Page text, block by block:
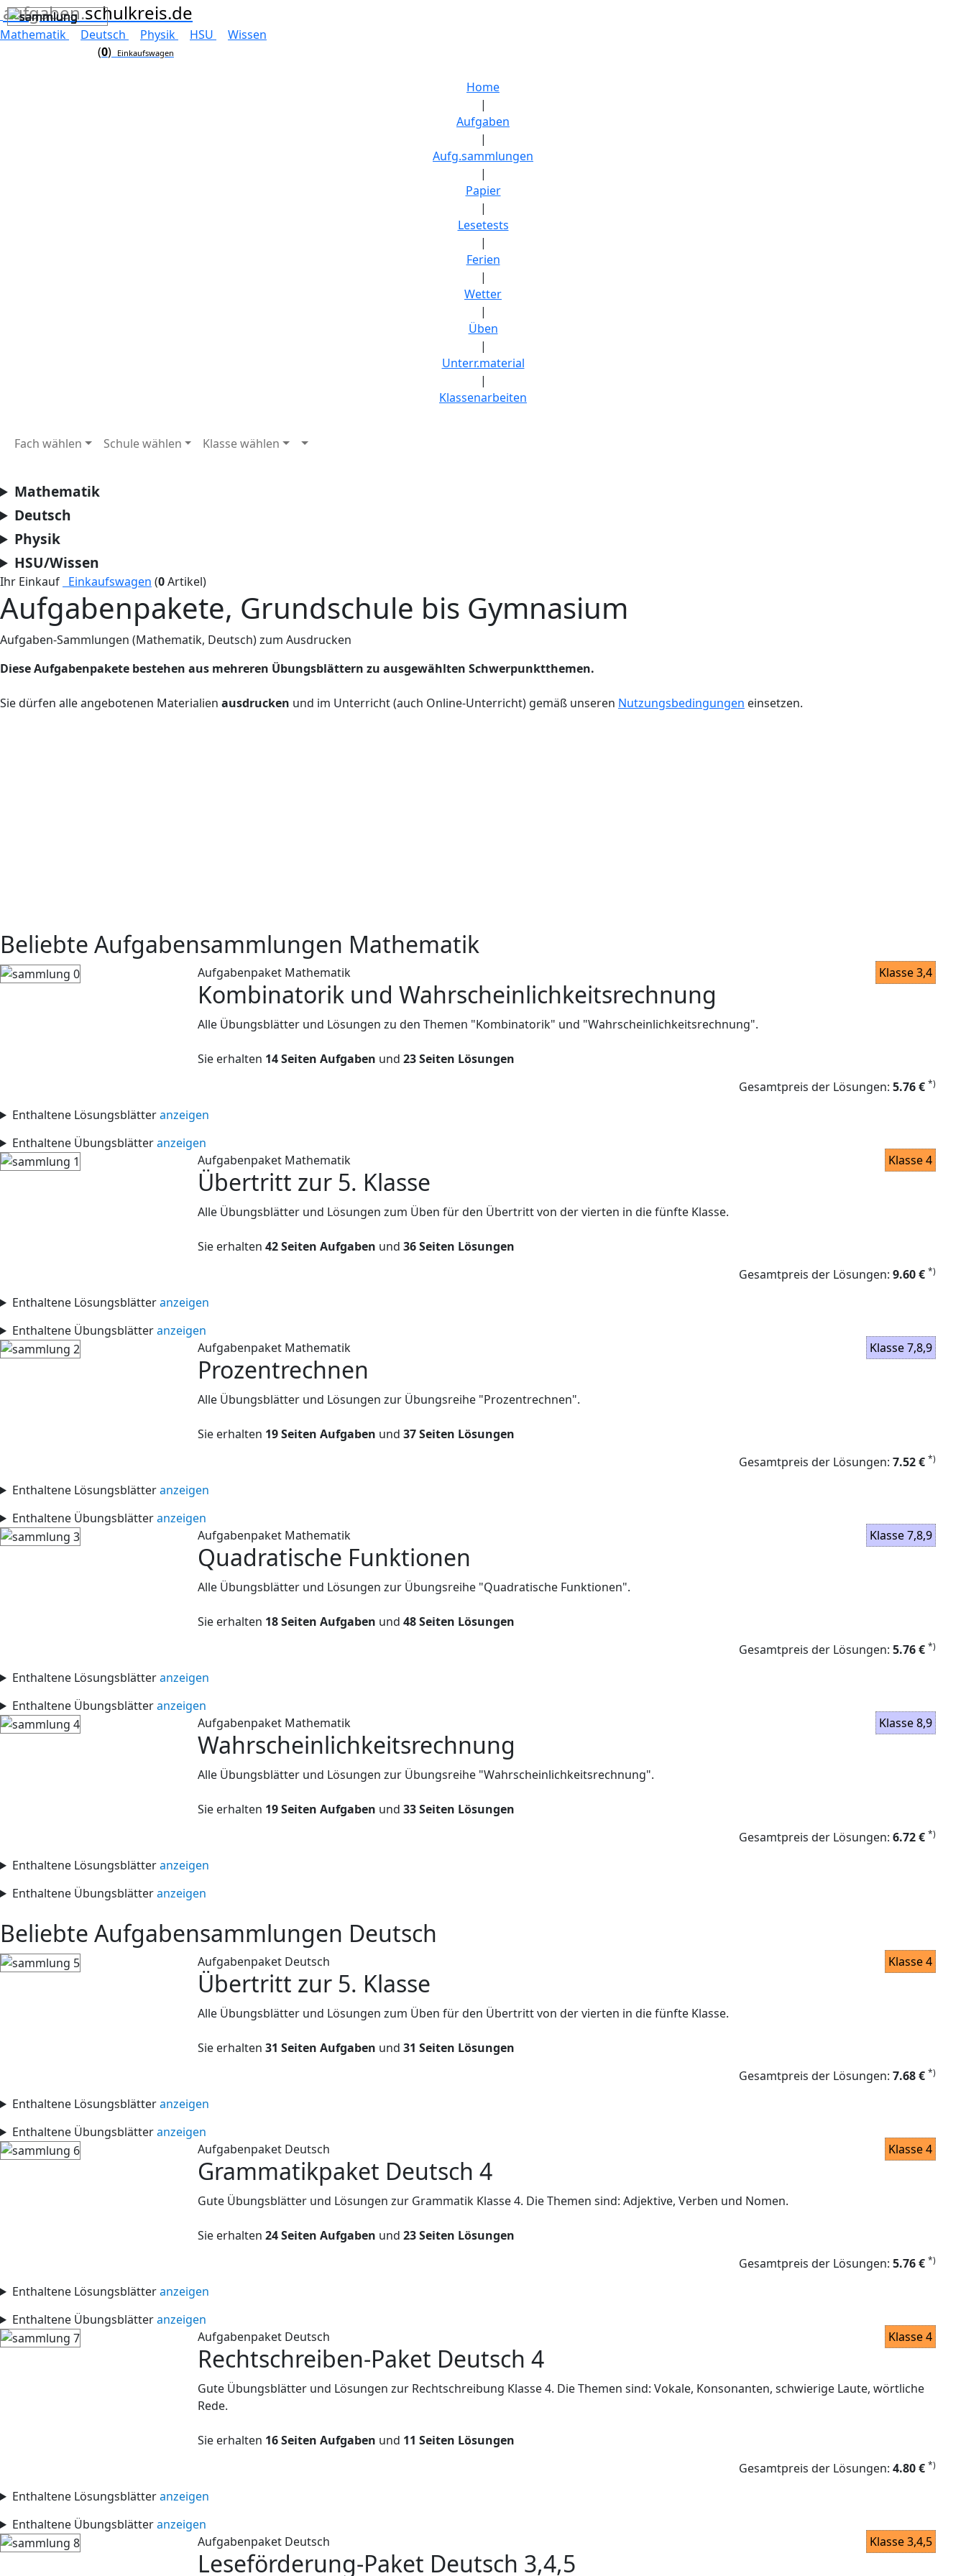
aufgaben.schulkreis.de
Mathematik Deutsch Physik HSU
Wissen
(0) Einkaufswagen
Home
|
Aufgaben
|
Aufg.sammlungen
|
Papier
|
Lesetests
|
Ferien
|
Wetter
|
Üben
|
Unterr.material
|
Klassenarbeiten
Fach wählen Schule wählen Klasse wählen
Mathematik
Deutsch
Physik
HSU/Wissen
Ihr Einkauf Einkaufswagen (0Artikel)
Aufgabenpakete, Grundschule bis Gymnasium
Aufgaben-Sammlungen (Mathematik, Deutsch) zum Ausdrucken
Diese Aufgabenpakete bestehen aus mehreren Übungsblättern zu ausgewählten Schwerpunktthemen.
Sie dürfen alle angebotenen Materialien ausdrucken und im Unterricht (auch Online-Unterricht) gemäß unseren Nutzungsbedingungen einsetzen.
Beliebte Aufgabensammlungen Mathematik
Aufgabenpaket Mathematik Klasse 3,4
Kombinatorik und Wahrscheinlichkeitsrechnung
Alle Übungsblätter und Lösungen zu den Themen "Kombinatorik" und "Wahrscheinlichkeitsrechnung".
Sie erhalten 14 Seiten Aufgaben und23 Seiten Lösungen
Gesamtpreis der Lösungen:5.76 € *)
Enthaltene Lösungsblätteranzeigen
Enthaltene Übungsblätteranzeigen
Aufgabenpaket Mathematik
Klasse 4
Übertritt zur 5. Klasse
Alle Übungsblätter und Lösungen zum Üben für den Übertritt von der vierten in die fünfte Klasse.
Sie erhalten42 Seiten Aufgaben und36 Seiten Lösungen
Gesamtpreis der Lösungen:9.60 € *)
Enthaltene Lösungsblätteranzeigen
Enthaltene Übungsblätteranzeigen
Aufgabenpaket Mathematik
Klasse 7,8,9
Prozentrechnen
Alle Übungsblätter und Lösungen zur Übungsreihe "Prozentrechnen".
Sie erhalten 19 Seiten Aufgaben und37 Seiten Lösungen
Gesamtpreis der Lösungen:7.52 € *)
Enthaltene Lösungsblätteranzeigen
Enthaltene Übungsblätteranzeigen
Aufgabenpaket Mathematik
Klasse 7,8,9
Quadratische Funktionen
Alle Übungsblätter und Lösungen zur Übungsreihe "Quadratische Funktionen".
Sie erhalten 18 Seiten Aufgaben und48 Seiten Lösungen
Gesamtpreis der Lösungen:5.76 € *)
Enthaltene Lösungsblätteranzeigen
Enthaltene Übungsblätteranzeigen
Aufgabenpaket Mathematik
Klasse 8,9
Wahrscheinlichkeitsrechnung
Alle Übungsblätter und Lösungen zur Übungsreihe "Wahrscheinlichkeitsrechnung".
Sie erhalten 19 Seiten Aufgaben und33 Seiten Lösungen
Gesamtpreis der Lösungen:6.72 € *)
Enthaltene Lösungsblätteranzeigen
Enthaltene Übungsblätteranzeigen
Beliebte Aufgabensammlungen Deutsch
Aufgabenpaket Deutsch Klasse 4
Übertritt zur 5. Klasse
Alle Übungsblätter und Lösungen zum Üben für den Übertritt von der vierten in die fünfte Klasse.
Sie erhalten31 Seiten Aufgaben und31 Seiten Lösungen
Gesamtpreis der Lösungen:7.68 € *)
Enthaltene Lösungsblätteranzeigen
Enthaltene Übungsblätteranzeigen
Aufgabenpaket Deutsch
Klasse 4
Grammatikpaket Deutsch 4
Gute Übungsblätter und Lösungen zur Grammatik Klasse 4. Die Themen sind: Adjektive, Verben und Nomen.
Sie erhalten24 Seiten Aufgaben und23 Seiten Lösungen
Gesamtpreis der Lösungen:5.76 € *)
Enthaltene Lösungsblätteranzeigen
Enthaltene Übungsblätteranzeigen
Aufgabenpaket Deutsch
Klasse 4
Rechtschreiben-Paket Deutsch 4
Gute Übungsblätter und Lösungen zur Rechtschreibung Klasse 4. Die Themen sind: Vokale, Konsonanten, schwierige Laute, wörtliche
Rede.
Sie erhalten 16 Seiten Aufgaben und 11 Seiten Lösungen
Gesamtpreis der Lösungen:4.80 € *)
Enthaltene Lösungsblätteranzeigen
Enthaltene Übungsblätteranzeigen
Aufgabenpaket Deutsch
Klasse 3,4,5
Leseförderung-Paket Deutsch 3,4,5